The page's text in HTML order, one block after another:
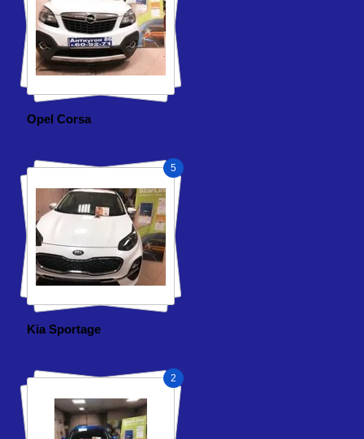
Opel Corsa
5
Kia Sportage
2